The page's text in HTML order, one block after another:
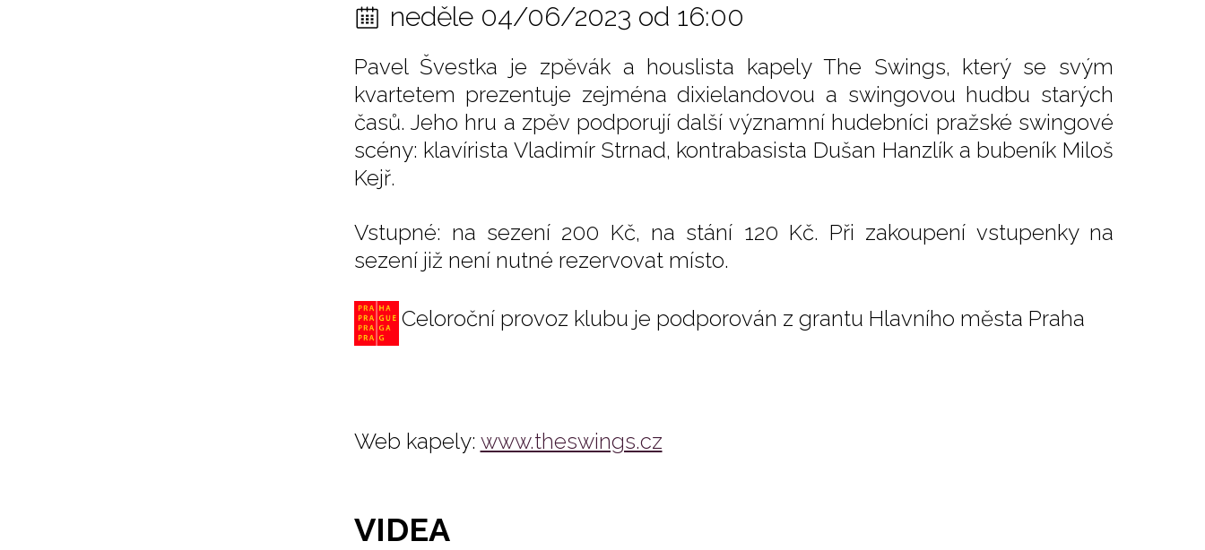
neděle 04/06/2023 od 16:00
Pavel Švestka je zpěvák a houslista kapely The Swings, který se svým
kvartetem prezentuje zejména dixielandovou a swingovou hudbu starých
časů. Jeho hru a zpěv podporují další významní hudebníci pražské swingové
scény: klavírista Vladimír Strnad, kontrabasista Dušan Hanzlík a bubeník Miloš
Kejř.
Vstupné: na sezení 200 Kč, na stání 120 Kč. Při zakoupení vstupenky na
sezení již není nutné rezervovat místo.
Celoroční provoz klubu je podporován z grantu Hlavního města Praha
Web kapely: www.theswings.cz
VIDEA